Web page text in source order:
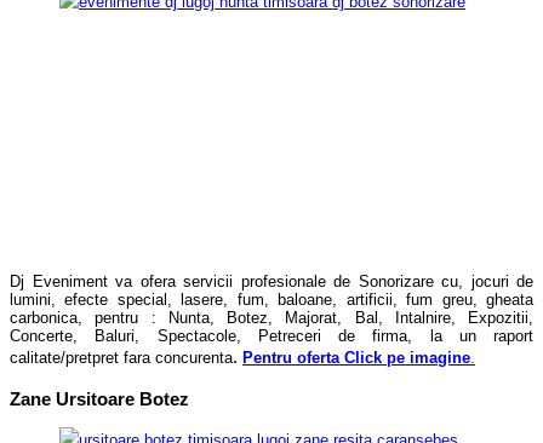
Dj Eveniment va ofera servicii profesionale de Sonorizare cu, jocuri de
lumini, efecte special, lasere, fum, baloane, artificii, fum greu, gheata
carbonica, pentru : Nunta, Botez, Majorat, Bal, Intalnire, Expozitii,
Concerte, Baluri, Spectacole, Petreceri de firma, la un raport
calitate/pretpret fara concurenta. Pentru oferta Click pe imagine
Zane Ursitoare Botez